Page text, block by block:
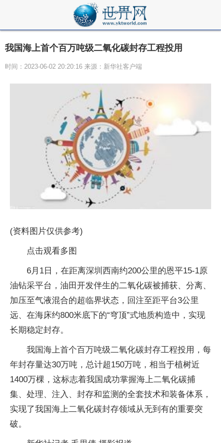
我国海上首个百万吨级二氧化碳封存工程投用
时间：2023-06-02 20:20:16 来源：新华社客户端
(资料图片仅供参考)
点击观看多图
6月1日，在距离深圳西南约200公里的恩平15-1原
油钻采平台，油田开发伴生的二氧化碳被捕获、分离、
加压至气液混合的超临界状态，回注至距平台3公里
远、在海床约800米底下的“穹顶”式地质构造中，实现
长期稳定封存。
我国海上首个百万吨级二氧化碳封存工程投用，每
年封存量达30万吨，总计超150万吨，相当于植树近
1400万棵，这标志着我国成功掌握海上二氧化碳捕
集、处理、注入、封存和监测的全套技术和装备体系，
实现了我国海上二氧化碳封存领域从无到有的重要突
破。